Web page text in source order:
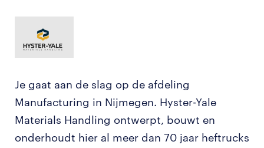
Je gaat aan de slag op de afdeling
Manufacturing in Nijmegen. Hyster-Yale
Materials Handling ontwerpt, bouwt en
onderhoudt hier al meer dan 70 jaar heftrucks